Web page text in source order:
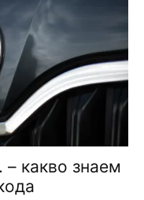
– какво знаем